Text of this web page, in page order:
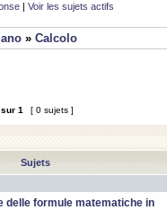
| Voir les sujets actifs
» Calcolo
sur 1 [ 0 sujets ]
Sujets
delle formule matematiche in